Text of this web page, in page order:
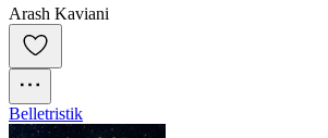
Arash Kaviani
Belletristik